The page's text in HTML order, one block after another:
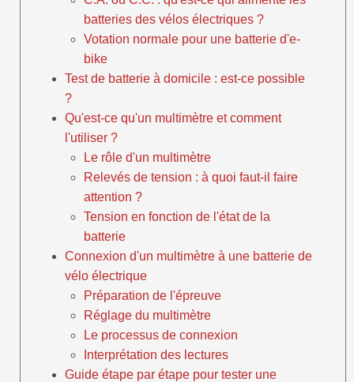
batteries des vélos électriques ?
Votation normale pour une batterie d'e-
bike
Test de batterie à domicile : est-ce possible
?
Qu'est-ce qu'un multimètre et comment
l'utiliser ?
Le rôle d'un multimètre
Relevés de tension : à quoi faut-il faire
attention ?
Tension en fonction de l'état de la
batterie
Connexion d'un multimètre à une batterie de
vélo électrique
Préparation de l'épreuve
Réglage du multimètre
Le processus de connexion
Interprétation des lectures
Guide étape par étape pour tester une